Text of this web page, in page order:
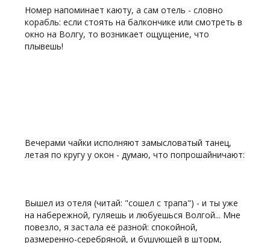
Номер напоминает каюту, а сам отель - словно
корабль: если стоять на балкончике или смотреть в
окно на Волгу, то возникает ощущение, что
плывешь!
Вечерами чайки исполняют замысловатый танец,
летая по кругу у окон - думаю, что попрошайничают:
Вышел из отеля (читай: "сошел с трапа") - и ты уже
на набережной, гуляешь и любуешься Волгой... Мне
повезло, я застала её разной: спокойной,
размеренно-серебряной, и бушующей в шторм,